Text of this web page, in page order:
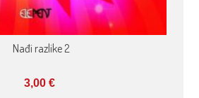
Nađi razlike 2
3,00€